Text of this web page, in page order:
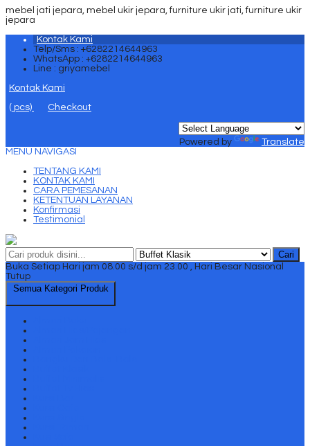
mebel jati jepara, mebel ukir jepara, furniture ukir jati, furniture ukir
jepara
Kontak Kami
Telp/Sms : +6282214644963
WhatsApp : +6282214644963
Line : griyamebel
Kontak Kami
( pcs) Checkout
Powered by
Translate
MENU NAVIGASI
TENTANG KAMI
KONTAK KAMI
CARA PEMESANAN
KETENTUAN LAYANAN
Konfirmasi
Testimonial
Cari
Buka Setiap Hari jam 08.00 s/d jam 23.00 , Hari Besar Nasional
Tutup
Semua Kategori Produk